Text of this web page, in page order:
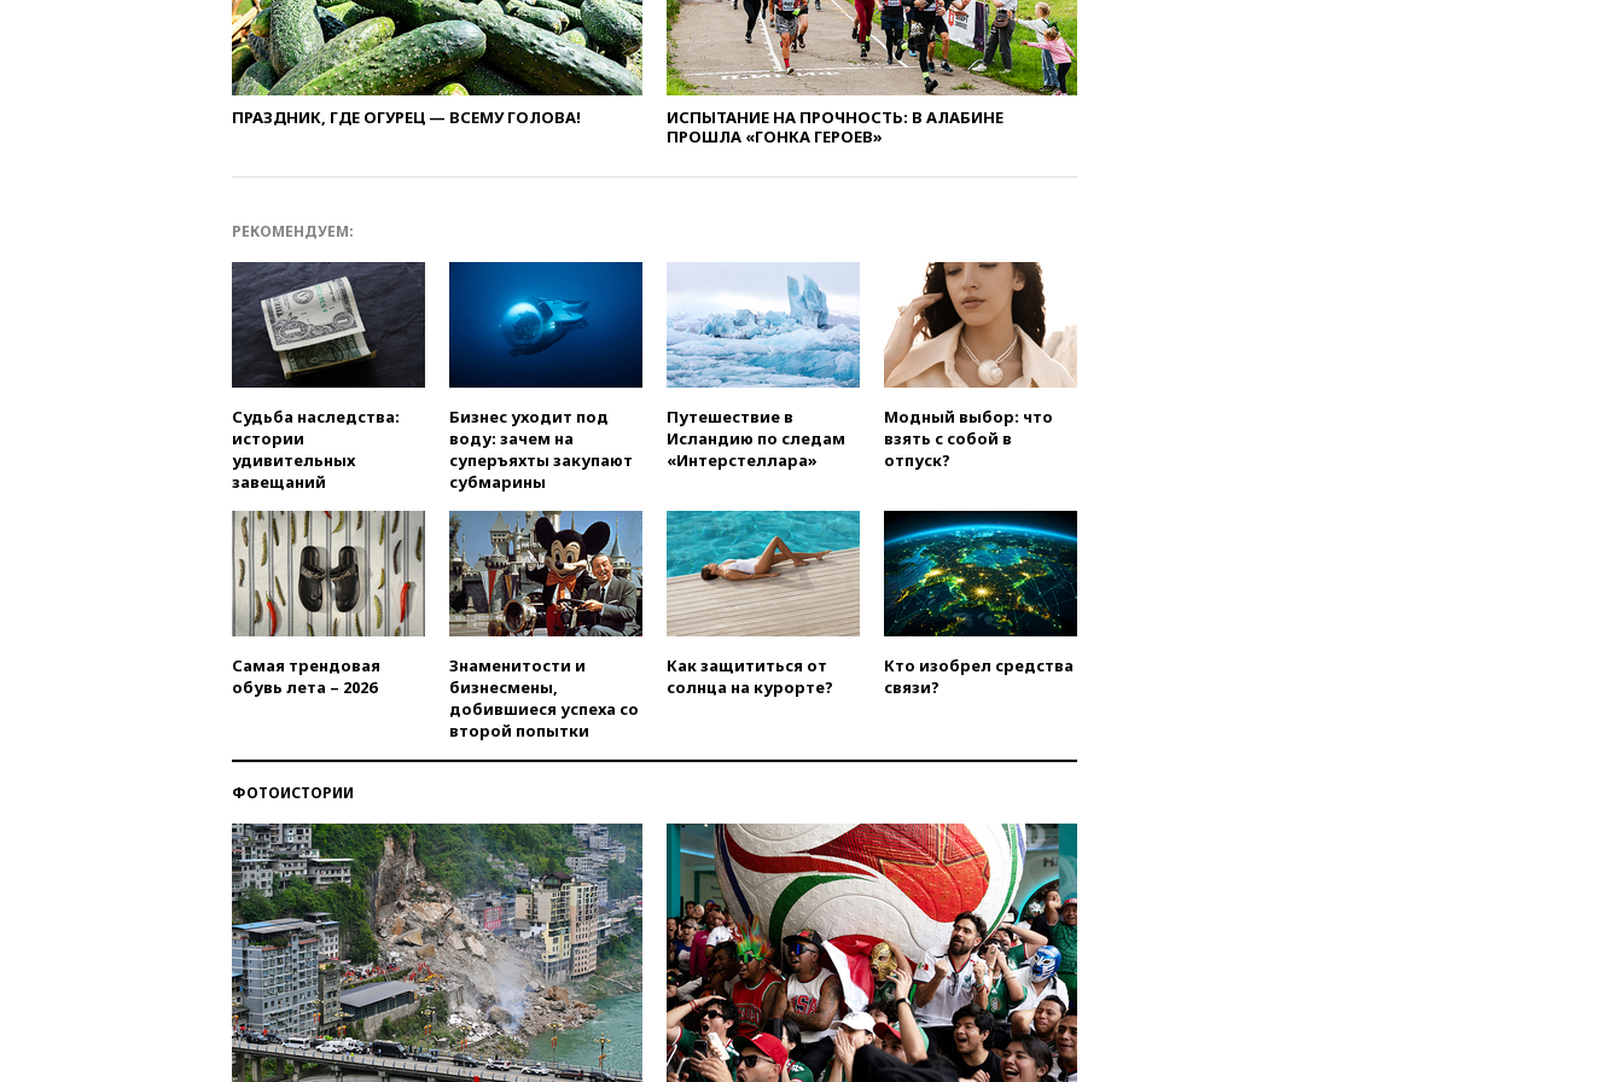
огня США и Ирана
вчера, 22:15Три человека
получили ножевые ранения
при нападении в Чехии
вчера, 22:00
РЛС для Белгородской
отказал Украине в
использовании Starlink для
атак вглубь РФ
вчера, 21:35После пожара на
складе в Брянске возбудили
уголовное дело
вчера, 21:26Лидеры сборной
РФ по гимнастике получили
официальный отказ в визах от
вчера, 21:15Пентагон
опубликовал 16 новых видео с
НЛО
вчера, 21:00 На границе
Украины с Польшей скопилось
вчера, 20:53 Швыдкой:
вчера, 20:45ПВО за день
вчера, 20:35Велосипедист
погиб при атаке FPV-дрона в
Белгородской области
вчера, 20:30 Лидию Невзорову
заочно арестовали по делу о
финансировании
экстремизма
вчера, 20:20Суд США
постановил остановить
строительство бального зала в
ПРАЗДНИК, ГДЕ ОГУРЕЦ — ВСЕМУ ГОЛОВА!
ИСПЫТАНИЕ НА ПРОЧНОСТЬ: В АЛАБИНЕ
ПРОШЛА «ГОНКА ГЕРОЕВ»
РЕКОМЕНДУЕМ:
Судьба наследства:
истории
удивительных
завещаний
Бизнес уходит под
воду: зачем на
суперъяхты закупают
субмарины
Путешествие в
Исландию по следам
«Интерстеллара»
Модный выбор: что
взять с собой в
отпуск?
Самая трендовая
обувь лета – 2026
Знаменитости и
бизнесмены,
добившиеся успеха со
второй попытки
Как защититься от
солнца на курорте?
Кто изобрел средства
связи?
ФОТОИСТОРИИ